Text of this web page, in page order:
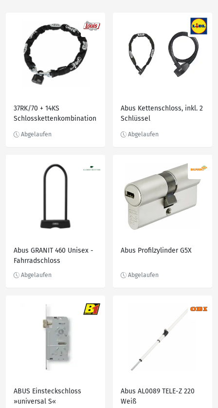
37RK/70 + 14KS
Schlosskettenkombination
Abus Kettenschloss, inkl. 2
Schlüssel
Abus GRANIT 460 Unisex -
Fahrradschloss
Abus Profilzylinder G5X
ABUS Einsteckschloss
»universal S«
Abus AL0089 TELE-Z 220
Weiß